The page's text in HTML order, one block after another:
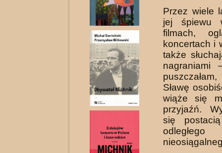
Przez wiele
jej śpiewu
filmach,
koncertach i
także
Sławę
wiąże się
przyjaźń.
się